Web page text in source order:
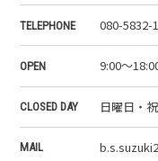
TELEPHONE 080-5832-
OPEN 9:00～
CLOSED DAY 日曜日・
MAIL